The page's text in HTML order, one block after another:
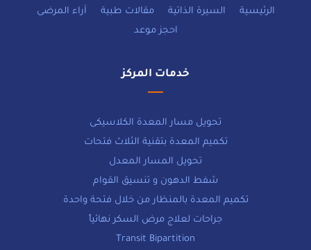
الرئيسية السيرة الذاتية مقالات طبية
آراء المرضى
احجز موعد
خدمات المركز
تحويل مسار المعدة الكلاسيكى
تكميم المعدة بتقنية الثلاث فتحات
تحويل المسار المعدل
شفط الدهون و تنسيق القوام
تكميم المعدة بالمنظار من خلال فتحة واحدة
جراحات لعلاج مرض السكر نهائياً
Transit Bipartition